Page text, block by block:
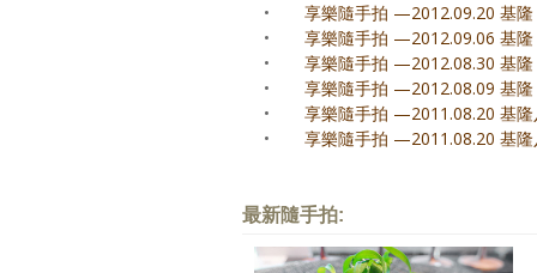
•
享樂隨手拍 —2012.09.20 基
•
享樂隨手拍 —2012.09.06 基隆
•
享樂隨手拍 —2012.08.30 基隆
•
享樂隨手拍 —2012.08.09 基隆
•
享樂隨手拍 —2011.08.20 基隆
•
享樂隨手拍 —2011.08.20 基隆
最新隨手拍: